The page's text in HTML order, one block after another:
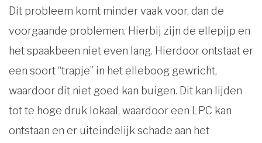
Dit probleem komt minder vaak voor, dan de
voorgaande problemen. Hierbij zijn de ellepijp en
het spaakbeen niet even lang. Hierdoor ontstaat er
een soort “trapje” in het elleboog gewricht,
waardoor dit niet goed kan buigen. Dit kan lijden
tot te hoge druk lokaal, waardoor een LPC kan
ontstaan en er uiteindelijk schade aan het